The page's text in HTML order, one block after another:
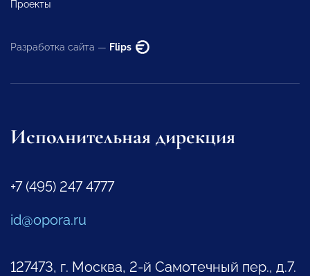
Проекты
Разработка сайта — Flips
Исполнительная дирекция
+7 (495) 247 4777
id@opora.ru
127473, г. Москва, 2-й Самотечный пер., д.7.